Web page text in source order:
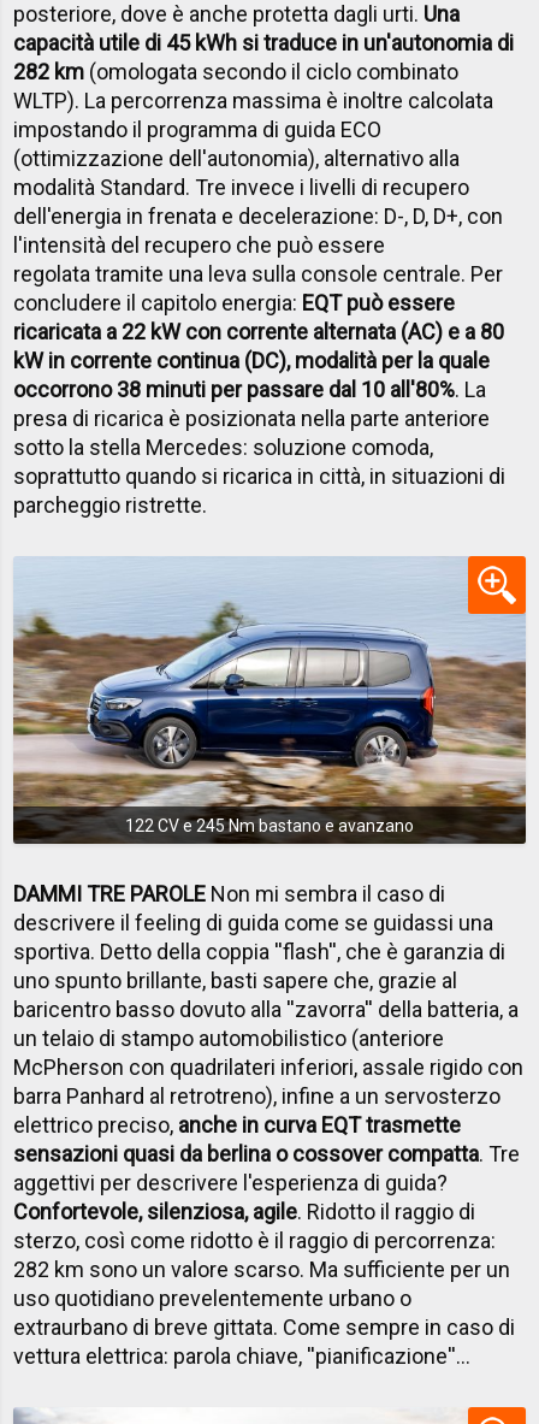
posteriore, dove è anche protetta dagli urti. Una
capacità utile di 45 kWh si traduce in un'autonomia di
282 km (omologata secondo il ciclo combinato
WLTP). La percorrenza massima è inoltre calcolata
impostando il programma di guida ECO
(ottimizzazione dell'autonomia), alternativo alla
modalità Standard. Tre invece i livelli di recupero
dell'energia in frenata e decelerazione: D-, D, D+, con
l'intensità del recupero che può essere
regolata tramite una leva sulla console centrale. Per
concludere il capitolo energia: EQT può essere
ricaricata a 22 kW con corrente alternata (AC) e a 80
kW in corrente continua (DC), modalità per la quale
occorrono 38 minuti per passare dal 10 all'80%. La
presa di ricarica è posizionata nella parte anteriore
sotto la stella Mercedes: soluzione comoda,
soprattutto quando si ricarica in città, in situazioni di
parcheggio ristrette.
122 CV e 245 Nm bastano e avanzano
DAMMI TRE PAROLE Non mi sembra il caso di
descrivere il feeling di guida come se guidassi una
sportiva. Detto della coppia ''flash'', che è garanzia di
uno spunto brillante, basti sapere che, grazie al
baricentro basso dovuto alla ''zavorra'' della batteria, a
un telaio di stampo automobilistico (anteriore
McPherson con quadrilateri inferiori, assale rigido con
barra Panhard al retrotreno), infine a un servosterzo
elettrico preciso, anche in curva EQT trasmette
sensazioni quasi da berlina o cossover compatta. Tre
aggettivi per descrivere l'esperienza di guida?
Confortevole, silenziosa, agile. Ridotto il raggio di
sterzo, così come ridotto è il raggio di percorrenza:
282 km sono un valore scarso. Ma sufficiente per un
uso quotidiano prevelentemente urbano o
extraurbano di breve gittata. Come sempre in caso di
vettura elettrica: parola chiave, ''pianificazione''...